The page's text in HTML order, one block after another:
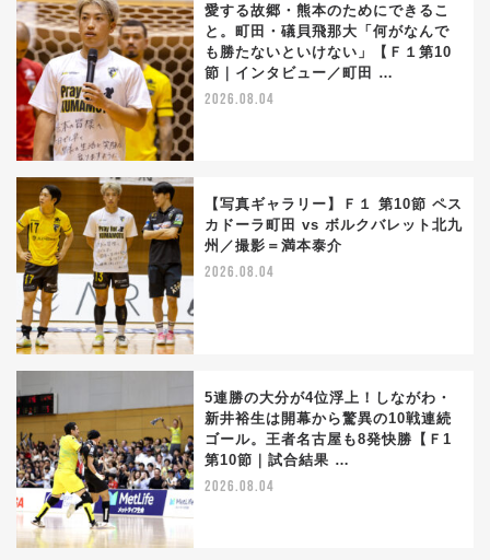
愛する故郷・熊本のためにできるこ
と。町田・礒貝飛那大「何がなんで
も勝たないといけない」【Ｆ１第10
節｜インタビュー／町田 …
2026.08.04
【写真ギャラリー】Ｆ１ 第10節 ペス
カドーラ町田 vs ボルクバレット北九
州／撮影＝満本泰介
2026.08.04
5連勝の大分が4位浮上！しながわ・
新井裕生は開幕から驚異の10戦連続
ゴール。王者名古屋も8発快勝【Ｆ1
第10節｜試合結果 …
2026.08.04